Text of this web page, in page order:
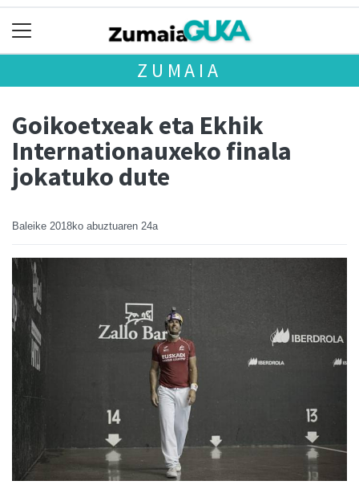
ZUMAIA
Goikoetxeak eta Ekhik
Internationauxeko finala
jokatuko dute
Baleike 2018ko abuztuaren 24a